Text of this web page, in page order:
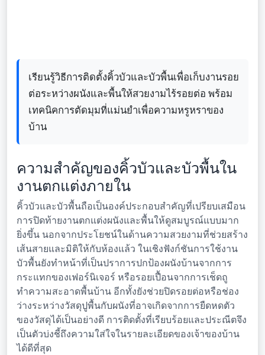
เรียนรู้วิธีการติดตั้งคิ้วบัวและบัวพื้นเพื่อเก็บงานรอย
ต่อระหว่างผนังและพื้นให้สวยงามไร้รอยต่อ พร้อม
เทคนิคการตัดมุมที่แม่นยำเพื่อความหรูหราของ
บ้าน
ความสำคัญของคิ้วบัวและบัวพื้นใน
งานตกแต่งภายใน
คิ้วบัวและบัวพื้นถือเป็นองค์ประกอบสำคัญที่เปรียบเสมือน
การปิดท้ายงานตกแต่งผนังและพื้นให้ดูสมบูรณ์แบบมาก
ยิ่งขึ้น นอกจากประโยชน์ในด้านความสวยงามที่ช่วยสร้าง
เส้นสายและมิติให้กับห้องแล้ว ในเชิงฟังก์ชันการใช้งาน
บัวพื้นยังทำหน้าที่เป็นปราการปกป้องผนังบ้านจากการ
กระแทกของเฟอร์นิเจอร์ หรือรอยเปื้อนจากการเช็ดถู
ทำความสะอาดพื้นบ้าน อีกทั้งยังช่วยปิดรอยต่อหรือช่อง
ว่างระหว่างวัสดุปูพื้นกับผนังที่อาจเกิดจากการยืดหดตัว
ของวัสดุได้เป็นอย่างดี การติดตั้งที่เรียบร้อยและประณีตจึง
เป็นตัวบ่งชี้ถึงความใส่ใจในรายละเอียดของเจ้าของบ้าน
ได้ดีที่สุด